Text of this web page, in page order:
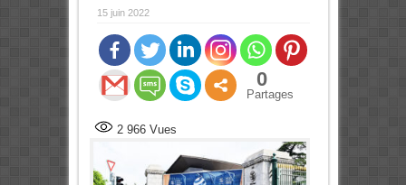
15 juin 2022
0
Partages
2 966Vues